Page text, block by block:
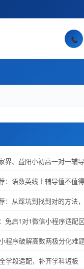
界、益阳小初高一对一辅
：语数英线上辅导值不值
：从踩坑到找到对的方法
兔启1对1微信小程序适配
程序破解高数两极分化难
学段适配，补齐学科短板